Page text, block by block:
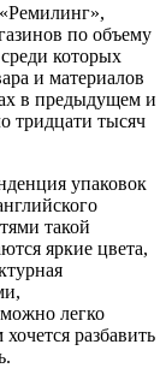
по объему
которых
и материалов
в предыдущем и
тридцати тысяч
упаковок
такой
яркие цвета,
легко
разбавить